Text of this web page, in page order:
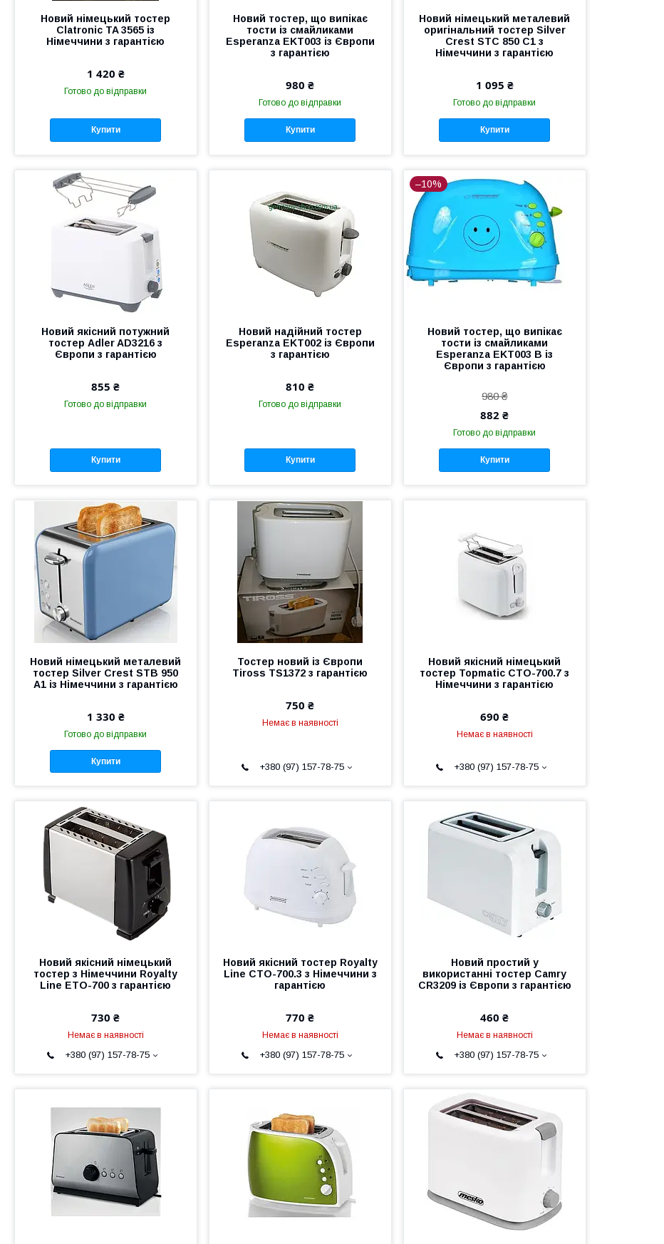
Новий німецький тостер
Clatronic TA 3565 із
Німеччини з гарантією
1 420 ₴
Готово до відправки
Купити
Новий тостер, що випікає
тости із смайликами
Esperanza EKT003 із Європи
з гарантією
980 ₴
Готово до відправки
Купити
Новий німецький металевий
оригінальний тостер Silver
Crest STC 850 C1 з
Німеччини з гарантією
1 095 ₴
Готово до відправки
Купити
Новий якісний потужний
тостер Adler AD3216 з
Європи з гарантією
855 ₴
Готово до відправки
Купити
Новий надійний тостер
Esperanza EKT002 із Європи
з гарантією
810 ₴
Готово до відправки
Купити
–10%
Новий тостер, що випікає
тости із смайликами
Esperanza EKT003 B із
Європи з гарантією
980 ₴
882 ₴
Готово до відправки
Купити
Новий німецький металевий
тостер Silver Crest STB 950
A1 із Німеччини з гарантією
1 330 ₴
Готово до відправки
Купити
Тостер новий із Європи
Tiross TS1372 з гарантією
750 ₴
Немає в наявності
+380 (97) 157-78-75
Новий якісний німецький
тостер Topmatic CTO-700.7 з
Німеччини з гарантією
690 ₴
Немає в наявності
+380 (97) 157-78-75
Новий якісний німецький
тостер з Німеччини Royalty
Line ETO-700 з гарантією
730 ₴
Немає в наявності
+380 (97) 157-78-75
Новий якісний тостер Royalty
Line CTO-700.3 з Німеччини з
гарантією
770 ₴
Немає в наявності
+380 (97) 157-78-75
Новий простий у
використанні тостер Camry
CR3209 із Європи з гарантією
460 ₴
Немає в наявності
+380 (97) 157-78-75